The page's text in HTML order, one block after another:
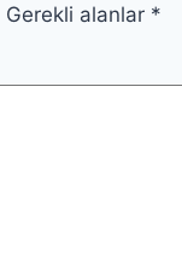
Gerekli alanlar *